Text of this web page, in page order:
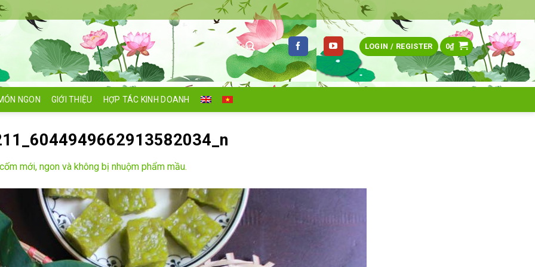
Search
for:
LOGIN / REGISTER 0₫
NGON GIỚI THIỆU HỢP TÁC KINH DOANH
mới, ngon và không bị nhuộm phẩm mầu.